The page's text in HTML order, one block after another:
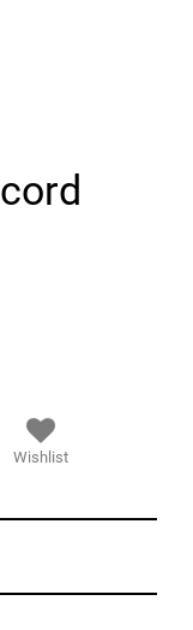
Wishlist